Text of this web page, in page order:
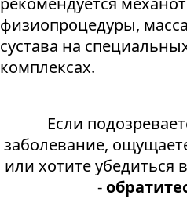
физиопроцедуры,
сустава на
комплексах.
Если
заболевание,
или хотите убедиться
-